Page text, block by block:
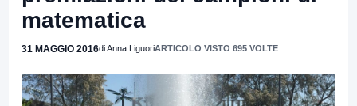
matematica
31 MAGGIO 2016di Anna LiguoriARTICOLO VISTO 695 VOLTE